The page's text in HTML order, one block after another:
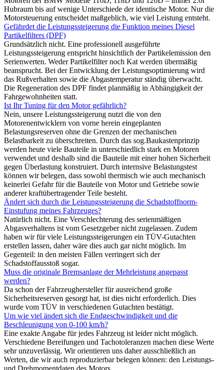
Hubraum bis auf wenige Unterschiede der identische Motor. Nur die
Motorsteuerung entscheidet maßgeblich, wie viel Leistung entsteht.
Gefährdet die Leistungssteigerung die Funktion meines Diesel
Partikelfilters (DPF)
Grundsätzlich nicht. Eine professionell ausgeführte
Leistungssteigerung entspricht hinsichtlich der Partikelemission den
Serienwerten. Weder Partikelfilter noch Kat werden übermäßig
beansprucht. Bei der Entwicklung der Leistungsoptimierung wird
das Rußverhalten sowie die Abgastemperatur ständig überwacht.
Die Regeneration des DPF findet planmäßig in Abhängigkeit der
Fahrgewohnheiten statt.
Ist Ihr Tuning für den Motor gefährlich?
Nein, unsere Leistungssteigerung nutzt die von den
Motorenentwicklern von vorne herein eingeplanten
Belastungsreserven ohne die Grenzen der mechanischen
Belastbarkeit zu überschreiten. Durch das sog.Baukastenprinzip
werden heute viele Bauteile in unterschiedlich stark en Motoren
verwendet und deshalb sind die Bauteile mit einer hohen Sicherheit
gegen Überlastung konstruiert. Durch internsive Belastungstest
können wir belegen, dass sowohl thermisch wie auch mechanisch
keinerlei Gefahr für die Bauteile von Motor und Getriebe sowie
anderer kraftübertragender Teile besteht.
Ändert sich durch die Leistungssteigerung die Schadstoffnorm-
Einstufung meines Fahrzeuges?
Natürlich nicht. Eine Verschlechterung des serienmäßigen
Abgasverhaltens ist vom Gesetzgeber nicht zugelassen. Zudem
haben wir für viele Leistungssteigerungen ein TÜV-Gutachten
erstellen lassen, daher wäre dies auch gar nicht möglich. Im
Gegenteil: in den meisten Fällen verringert sich der
Schadstoffausstoß sogar.
Muss die originale Bremsanlage der Mehrleistung angepasst
werden?
Da schon der Fahrzeughersteller für ausreichend große
Sicherheitsreserven gesorgt hat, ist dies nicht erforderlich. Dies
wurde vom TÜV in verschiedenen Gutachten bestätigt.
Um wie viel ändert sich die Endgeschwindigkeit und die
Beschleunigung von 0-100 km/h?
Eine exakte Angabe für jedes Fahrzeug ist leider nicht möglich.
Verschiedene Bereifungen und Tachotoleranzen machen diese Werte
sehr unzuverlässig. Wir orientieren uns daher ausschließlich an
Werten, die wir auch reproduzierbar belegen können: den Leistungs-